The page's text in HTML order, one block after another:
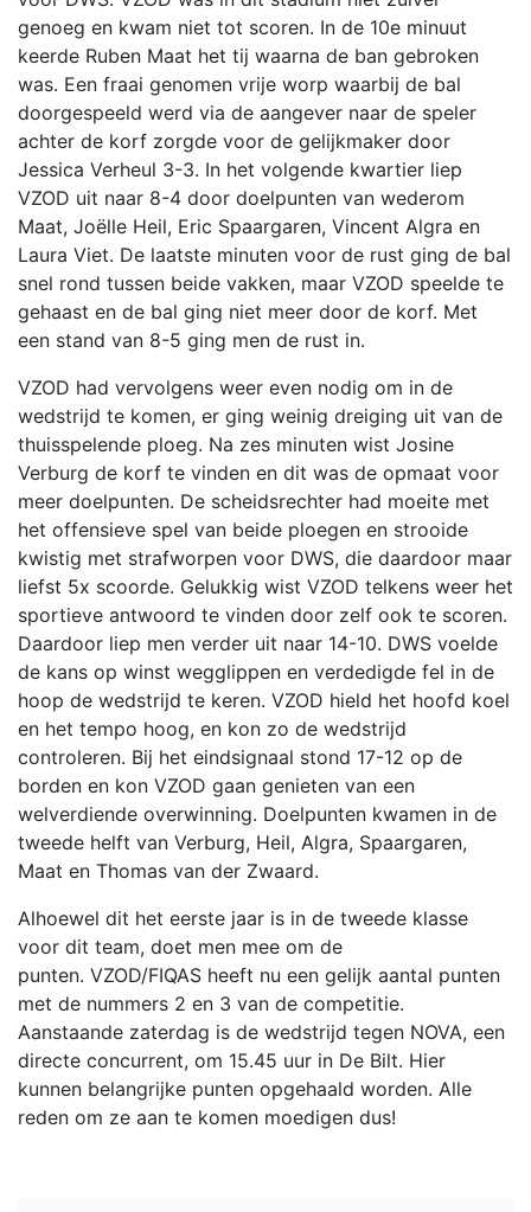
genoeg en kwam niet tot scoren. In de 10e minuut
keerde Ruben Maat het tij waarna de ban gebroken
was. Een fraai genomen vrije worp waarbij de bal
doorgespeeld werd via de aangever naar de speler
achter de korf zorgde voor de gelijkmaker door
Jessica Verheul 3-3. In het volgende kwartier liep
VZOD uit naar 8-4 door doelpunten van wederom
Maat, Joëlle Heil, Eric Spaargaren, Vincent Algra en
Laura Viet. De laatste minuten voor de rust ging de bal
snel rond tussen beide vakken, maar VZOD speelde te
gehaast en de bal ging niet meer door de korf. Met
een stand van 8-5 ging men de rust in.
VZOD had vervolgens weer even nodig om in de
wedstrijd te komen, er ging weinig dreiging uit van de
thuisspelende ploeg. Na zes minuten wist Josine
Verburg de korf te vinden en dit was de opmaat voor
meer doelpunten. De scheidsrechter had moeite met
het offensieve spel van beide ploegen en strooide
kwistig met strafworpen voor DWS, die daardoor maar
liefst 5x scoorde. Gelukkig wist VZOD telkens weer het
sportieve antwoord te vinden door zelf ook te scoren.
Daardoor liep men verder uit naar 14-10. DWS voelde
de kans op winst wegglippen en verdedigde fel in de
hoop de wedstrijd te keren. VZOD hield het hoofd koel
en het tempo hoog, en kon zo de wedstrijd
controleren. Bij het eindsignaal stond 17-12 op de
borden en kon VZOD gaan genieten van een
welverdiende overwinning. Doelpunten kwamen in de
tweede helft van Verburg, Heil, Algra, Spaargaren,
Maat en Thomas van der Zwaard.
Alhoewel dit het eerste jaar is in de tweede klasse
voor dit team, doet men mee om de
punten. VZOD/FIQAS heeft nu een gelijk aantal punten
met de nummers 2 en 3 van de competitie.
Aanstaande zaterdag is de wedstrijd tegen NOVA, een
directe concurrent, om 15.45 uur in De Bilt. Hier
kunnen belangrijke punten opgehaald worden. Alle
reden om ze aan te komen moedigen dus!